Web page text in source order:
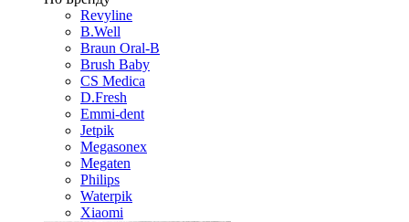
Revyline
B.Well
Braun Oral-B
Brush Baby
CS Medica
D.Fresh
Emmi-dent
Jetpik
Megasonex
Megaten
Philips
Waterpik
Xiaomi